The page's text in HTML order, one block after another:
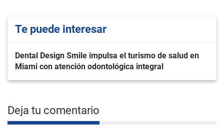
Te puede interesar
Dental Design Smile impulsa el turismo de salud en
Miami con atención odontológica integral
Deja tu comentario